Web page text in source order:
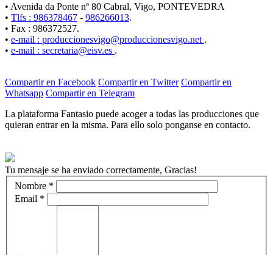
• Avenida da Ponte nº 80 Cabral, Vigo, PONTEVEDRA
• Tlfs : 986378467 - 986266013.
• Fax : 986372527.
• e-mail : produccionesvigo@produccionesvigo.net .
• e-mail : secretaria@eisv.es .
Compartir en Facebook Compartir en Twitter Compartir en
Whatsapp Compartir en Telegram
La plataforma Fantasio puede acoger a todas las producciones que
quieran entrar en la misma. Para ello solo ponganse en contacto.
Tu mensaje se ha enviado correctamente, Gracias!
Nombre *
Email *